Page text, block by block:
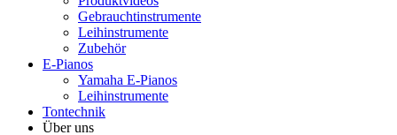
Gebrauchtinstrumente
Leihinstrumente
Zubehör
E-Pianos
Yamaha E-Pianos
Leihinstrumente
Tontechnik
Über uns